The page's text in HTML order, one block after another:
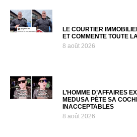
LE COURTIER
ET COMMENTE TOUTE
8 août 2026
L’HOMME D’AFFAIRES
MEDUSA PÈTE SA
INACCEPTABLES
8 août 2026